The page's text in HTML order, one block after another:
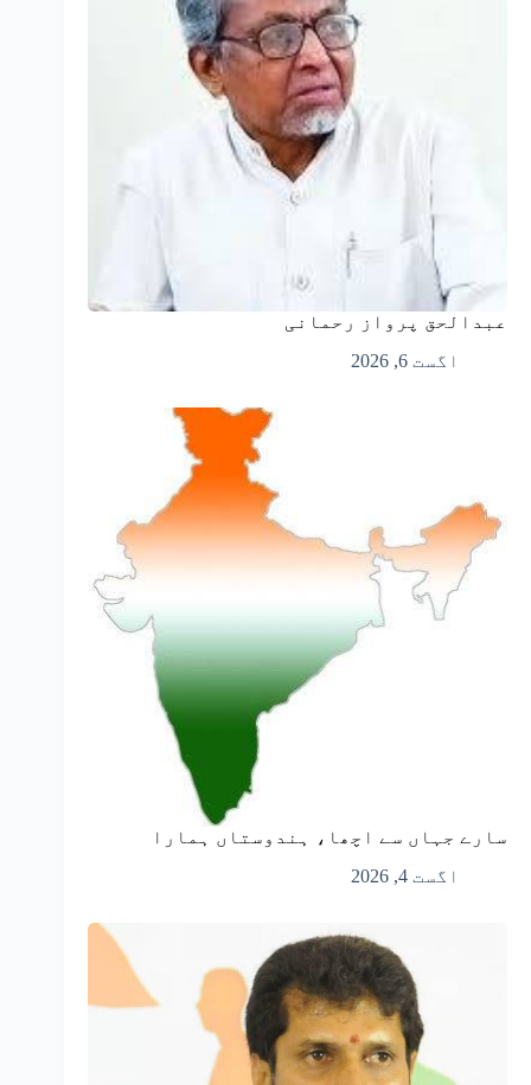
عبدالحق پرواز رحمانی
اگست 6, 2026
سارے جہاں سے اچھا، ہندوستاں ہمارا
اگست 4, 2026